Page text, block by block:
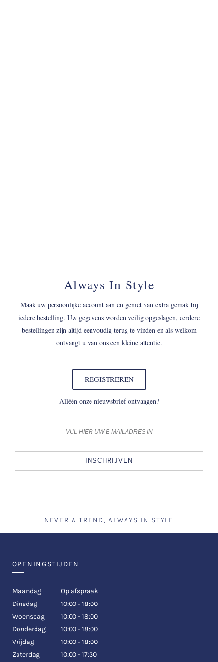
Always In Style
Maak uw persoonlijke account aan en geniet van extra gemak bij
iedere bestelling. Uw gegevens worden veilig opgeslagen, eerdere
bestellingen zijn altijd eenvoudig terug te vinden en als welkom
ontvangt u van ons een kleine attentie.
REGISTREREN
Alléén onze nieuwsbrief ontvangen?
INSCHRIJVEN
NEVER A TREND, ALWAYS IN STYLE
OPENINGSTIJDEN
Maandag
Op afspraak
Dinsdag
10:00 - 18:00
Woensdag
10:00 - 18:00
Donderdag
10:00 - 18:00
Vrijdag
10:00 - 18:00
Zaterdag
10:00 - 17:30